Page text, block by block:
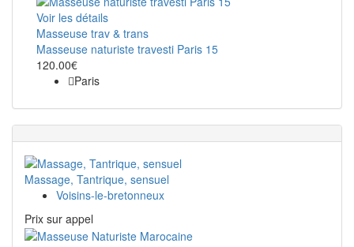
Voir les détails
Masseuse trav & trans
Masseuse naturiste travesti Paris 15
120.00€
Paris
Massage, Tantrique, sensuel
Voisins-le-bretonneux
Prix ​​sur appel